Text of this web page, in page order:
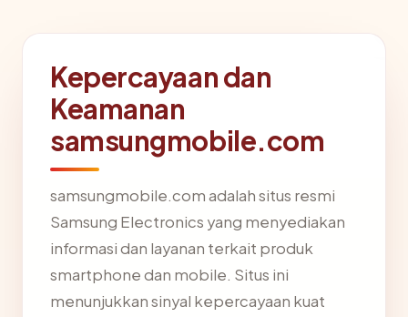
Kepercayaan dan
Keamanan
samsungmobile.com
samsungmobile.com adalah situs resmi
Samsung Electronics yang menyediakan
informasi dan layanan terkait produk
smartphone dan mobile. Situs ini
menunjukkan sinyal kepercayaan kuat